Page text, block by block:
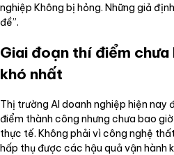
nghiệp Không bị hỏng. Những giả
đề”.
Giai đoạn thí điểm
khó nhất
Thị trường AI doanh nghiệp hiện nay
điểm thành công nhưng chưa bao
thực tế. Không phải vì công nghệ
hấp thụ được các hậu quả vận hành